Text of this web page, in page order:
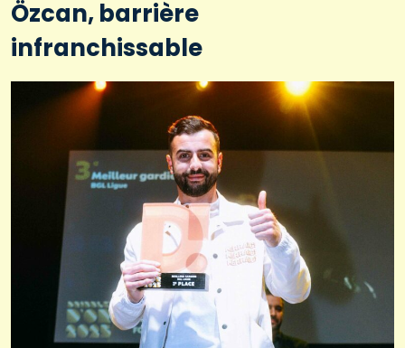
Özcan, barrière
infranchissable